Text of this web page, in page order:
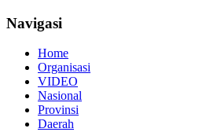
Navigasi
Home
Organisasi
VIDEO
Nasional
Provinsi
Daerah